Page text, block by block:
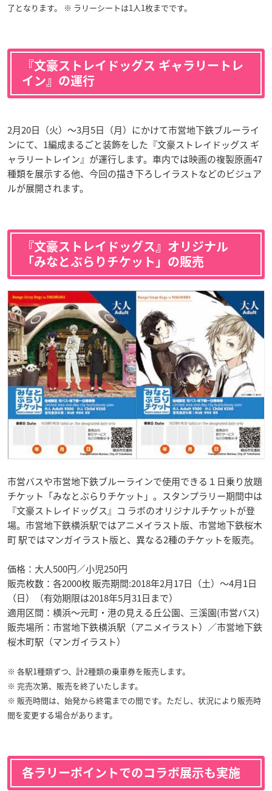
了となります。 ※ ラリーシートは1人1枚までです。
『文豪ストレイドッグス ギャラリートレ
イン』の運行
2月20日（火）〜3月5日（月）にかけて市営地下鉄ブルーライ
ンにて、1編成まるごと装飾をした『文豪ストレイドッグス ギ
ャラリートレイン』が運行します。車内では映画の複製原画47
種類を展示する他、今回の描き下ろしイラストなどのビジュア
ルが展開されます。
『文豪ストレイドッグス』オリジナル
「みなとぶらりチケット」の販売
市営バスや市営地下鉄ブルーラインで使用できる１日乗り放題
チケット「みなとぶらりチケット」。スタンプラリー期間中は
『文豪ストレイドッグス』コ ラボのオリジナルチケットが登
場。市営地下鉄横浜駅ではアニメイラスト版、市営地下鉄桜木
町 駅ではマンガイラスト版と、異なる2種のチケットを販売。
価格：大人500円／小児250円
販売枚数：各2000枚 販売期間:2018年2月17日（土）〜4月1日
（日）（有効期限は2018年5月31日まで）
適用区間：横浜〜元町・港の見える丘公園、三溪園(市営バス)
販売場所：市営地下鉄横浜駅（アニメイラスト）／市営地下鉄
桜木町駅（マンガイラスト）
※ 各駅1種類ずつ、計2種類の乗車券を販売します。
※ 完売次第、販売を終了いたします。
※ 販売時間は、始発から終電までの間です。ただし、状況により販売時
間を変更する場合があります。
各ラリーポイントでのコラボ展示も実施